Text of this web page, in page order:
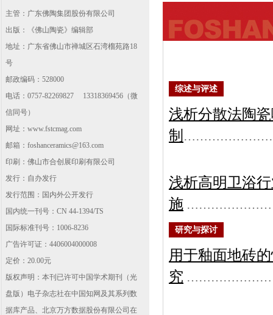
主管：广东佛陶集团股份有限公司
出版：《佛山陶瓷》编辑部
地址：广东省佛山市禅城区石湾榴苑路18
号
邮政编码：528000
电话：0757-82269827 13318369456（微
信同号）
网址： www.fstcmag.com
邮箱：foshanceramics@163.com
印刷：佛山市合创展印刷有限公司
发行：自办发行
发行范围：国内外公开发行
国内统一刊号：CN 44-1394/TS
国际标准刊号：1006-8236
广告许可证：4406004000008
定价：20.00元
版权声明：本刊已许可中国学术期刊（光
盘版）电子杂志社在中国知网及其系列数
据库产品、北京万方数据股份有限公司在
综述与评述
浅析分散法陶
制
浅析高明卫浴
施
研究与探讨
用于釉面地砖
究